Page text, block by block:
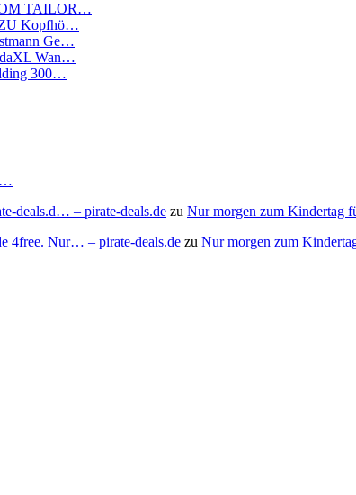
TAILOR…
Kopfhö…
Ge…
Wan…
300…
deals.d… – pirate-deals.de zu Nur morgen zum Kindertag
4free. Nur… – pirate-deals.de zu Nur morgen zum